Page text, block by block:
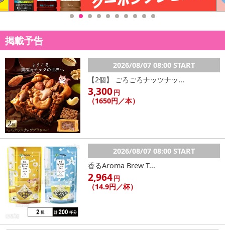
掲載予告
2026/08/07 08:00 START
【2個】 ごろごろナッツナッ...
3,300円
（1650円／本）
2026/08/07 08:00 START
香るAroma Brew T...
2,964円
（14.9円／杯）